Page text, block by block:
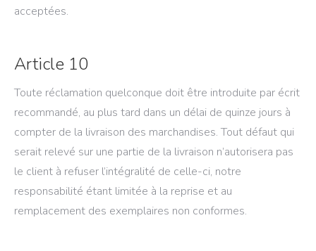
acceptées.
Article 10
Toute réclamation quelconque doit être introduite par écrit
recommandé, au plus tard dans un délai de quinze jours à
compter de la livraison des marchandises. Tout défaut qui
serait relevé sur une partie de la livraison n’autorisera pas
le client à refuser l’intégralité de celle-ci, notre
responsabilité étant limitée à la reprise et au
remplacement des exemplaires non conformes.